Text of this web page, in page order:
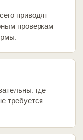
приводят
проверкам
где
требуется